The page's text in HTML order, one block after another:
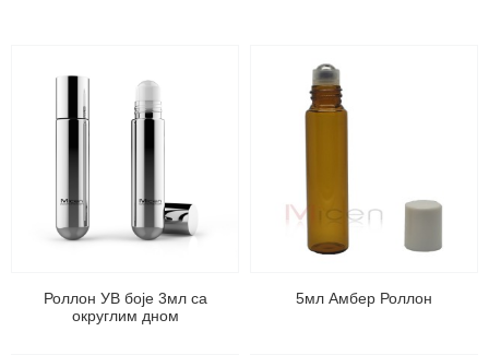
Роллон УВ боје 3мл са
округлим дном
5мл Амбер Роллон